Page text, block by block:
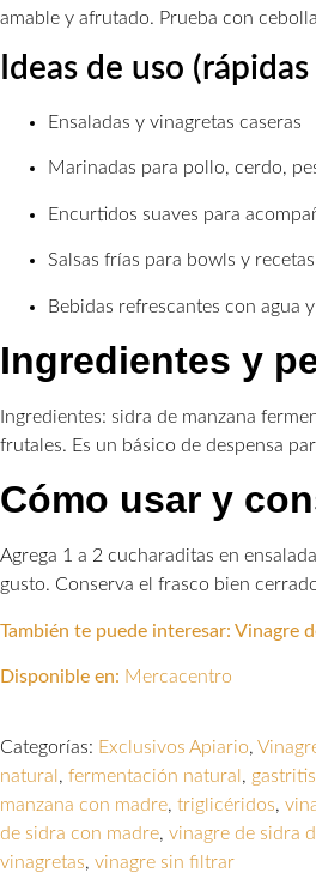
amable y afrutado. Prueba con
Ideas de uso
Ensaladas y vinagretas caseras
Marinadas para pollo, cerdo,
Encurtidos suaves para
Salsas frías para bowls y
Bebidas refrescantes con agua
Ingredientes y
Ingredientes: sidra de manzana
frutales. Es un básico de despensa
Cómo usar y
Agrega 1 a 2 cucharaditas en
gusto. Conserva el frasco bien
También te puede interesar: Vinagre
Disponible en: Mercacentro
Categorías: Exclusivos Apiario,
natural, fermentación natural, gastritis
manzana con madre, triglicéridos,
de sidra con madre, vinagre de sidra
vinagretas, vinagre sin filtrar